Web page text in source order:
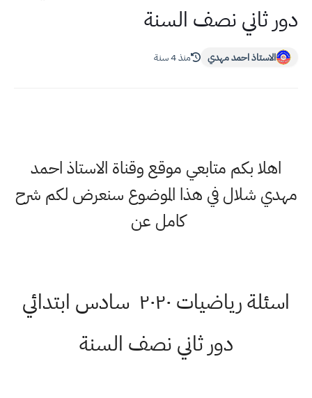
دور ثاني نصف السنة
الاستاذ احمد مهدي منذ 4 سنة
اهلا بكم متابعي موقع وقناة الاستاذ احمد
مهدي شلال في هذا الموضوع سنعرض لكم شرح
كامل عن
اسئلة رياضيات ٢٠٢٠ سادس ابتدائي
دور ثاني نصف السنة